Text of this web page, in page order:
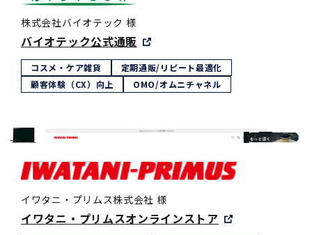
株式会社バイオテック 様
バイオテック公式通販
コスメ・ケア雑貨
定期通販/リピート最適化
顧客体験（CX）向上
OMO/オムニチャネル
イワタニ・プリムス株式会社 様
イワタニ・プリムスオンラインストア